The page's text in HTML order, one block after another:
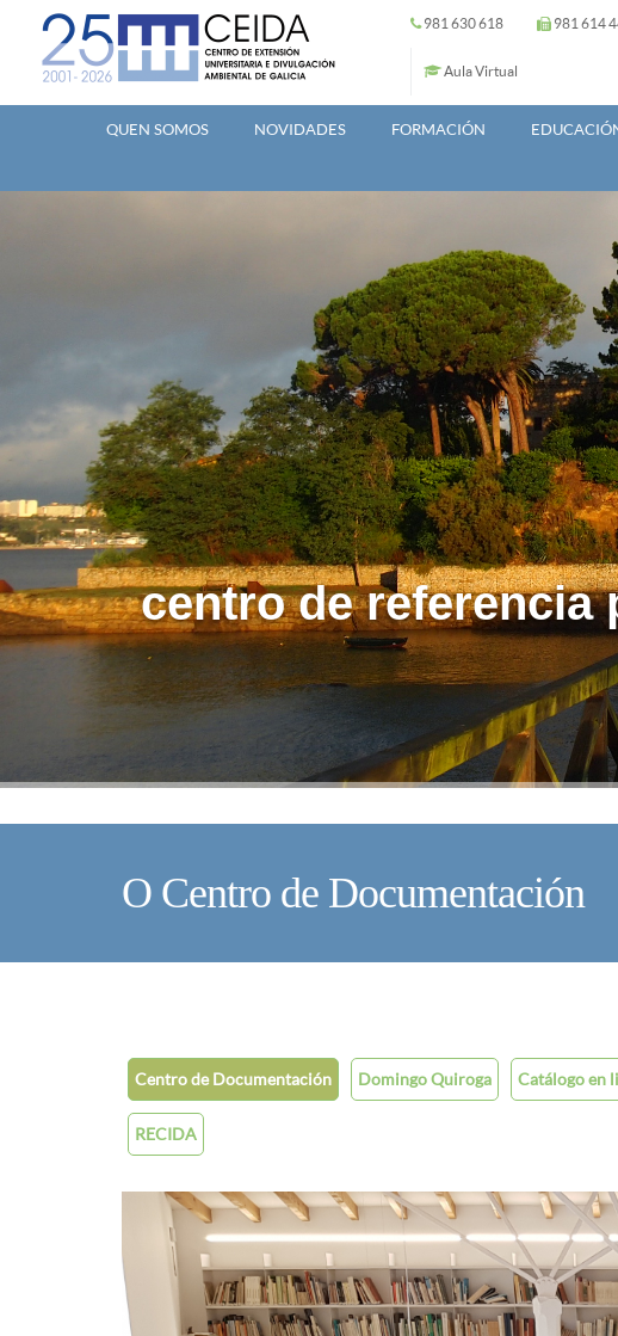
Ir o contido principal 981 630 618 981 614
Aula Virtual
QUEN SOMOS NOVIDADES FORMACIÓN
centro de referencia
O Centro de Documentación
Centro de Documentación Domingo Quiroga Catálogo en
RECIDA